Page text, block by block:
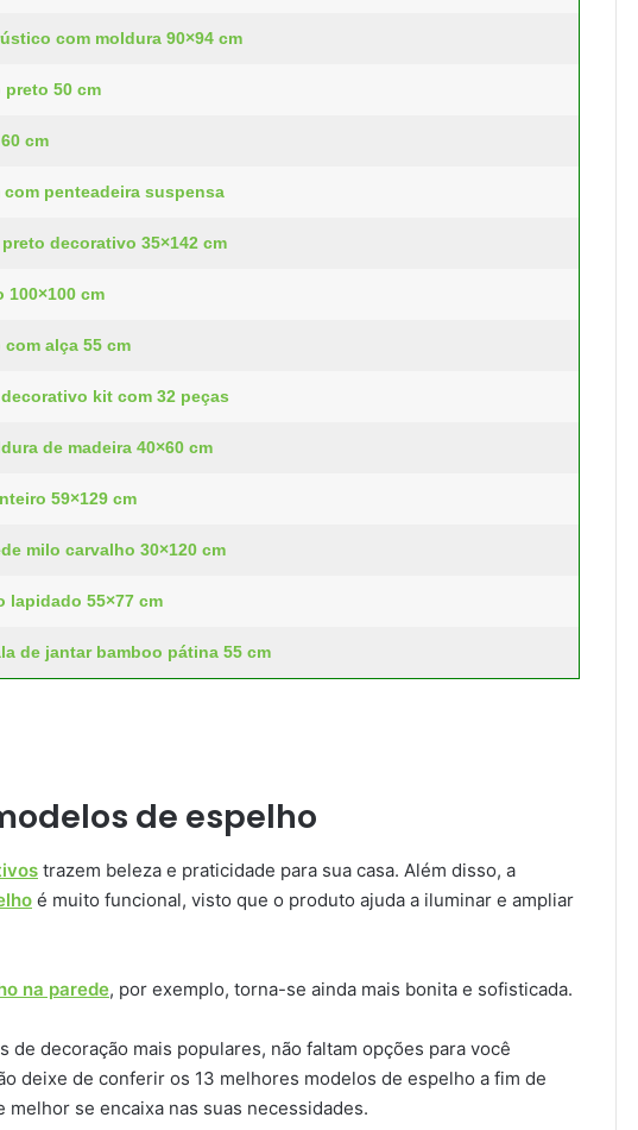
com moldura 90×94 cm
preto 50 cm
cm
com penteadeira suspensa
decorativo 35×142 cm
100×100 cm
alça 55 cm
kit com 32 peças
de madeira 40×60 cm
59×129 cm
milo carvalho 30×120 cm
lapidado 55×77 cm
de jantar bamboo pátina 55 cm
de espelho
trazem beleza e praticidade para sua casa. Além disso, a
é muito funcional, visto que o produto ajuda a iluminar e ampliar
na parede, por exemplo, torna-se ainda mais bonita e sofisticada.
de decoração mais populares, não faltam opções para você
deixe de conferir os 13 melhores modelos de espelho a fim de
melhor se encaixa nas suas necessidades.